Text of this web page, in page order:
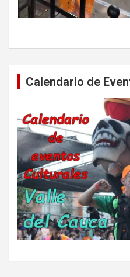
Calendario de